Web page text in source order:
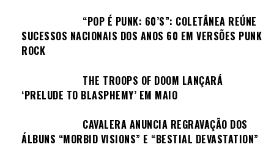
“POP É PUNK: 60’S”: COLETÂNEA REÚNE
SUCESSOS NACIONAIS DOS ANOS 60 EM VERSÕES PUNK
ROCK
THE TROOPS OF DOOM LANÇARÁ
‘PRELUDE TO BLASPHEMY’ EM MAIO
CAVALERA ANUNCIA REGRAVAÇÃO DOS
ÁLBUNS “MORBID VISIONS” E “BESTIAL DEVASTATION”